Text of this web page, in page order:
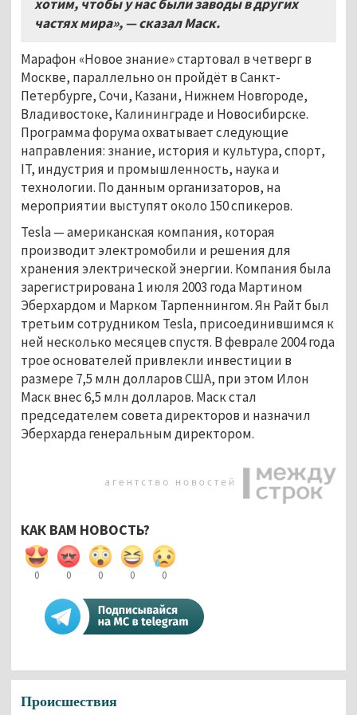
хотим, чтобы у нас были заводы в других
частях мира», — сказал Маск.
Марафон «Новое знание» стартовал в четверг в
Москве, параллельно он пройдёт в Санкт-
Петербурге, Сочи, Казани, Нижнем Новгороде,
Владивостоке, Калининграде и Новосибирске.
Программа форума охватывает следующие
направления: знание, история и культура, спорт,
IT, индустрия и промышленность, наука и
технологии. По данным организаторов, на
мероприятии выступят около 150 спикеров.
Tesla — американская компания, которая
производит электромобили и решения для
хранения электрической энергии. Компания была
зарегистрирована 1 июля 2003 года Мартином
Эберхардом и Марком Тарпеннингом. Ян Райт был
третьим сотрудником Tesla, присоединившимся к
ней несколько месяцев спустя. В феврале 2004 года
трое основателей привлекли инвестиции в
размере 7,5 млн долларов США, при этом Илон
Маск внес 6,5 млн долларов. Маск стал
председателем совета директоров и назначил
Эберхарда генеральным директором.
КАК ВАМ НОВОСТЬ?
0 0 0 0 0
Происшествия